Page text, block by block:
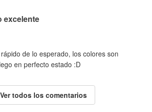
excelente
de lo esperado, los colores son
en perfecto estado :D
Ver todos los comentarios